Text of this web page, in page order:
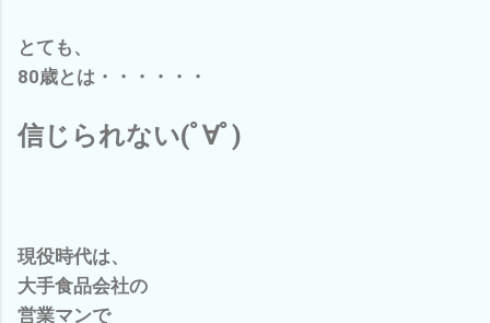
とても、
80歳とは・・・・・・
信じられない(ﾟ∀ﾟ)
現役時代は、
大手食品会社の
営業マンで